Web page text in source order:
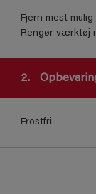
Fjern mest
Rengør værktøj
2.
Frostfri